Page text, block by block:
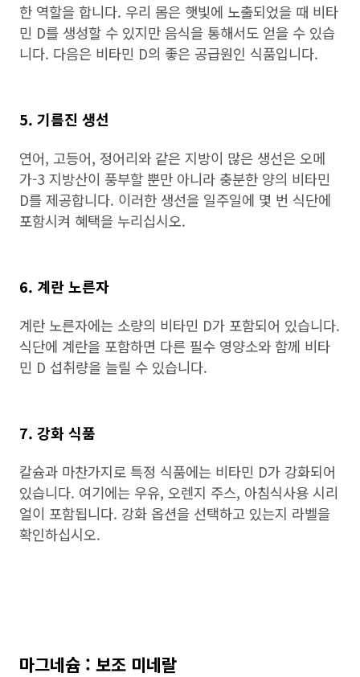
한 역할을 합니다. 우리 몸은 햇빛에 노출되었을 때 비타
민 D를 생성할 수 있지만 음식을 통해서도 얻을 수 있습
니다. 다음은 비타민 D의 좋은 공급원인 식품입니다.
5. 기름진 생선
연어, 고등어, 정어리와 같은 지방이 많은 생선은 오메
가-3 지방산이 풍부할 뿐만 아니라 충분한 양의 비타민
D를 제공합니다. 이러한 생선을 일주일에 몇 번 식단에
포함시켜 혜택을 누리십시오.
6. 계란 노른자
계란 노른자에는 소량의 비타민 D가 포함되어 있습니다.
식단에 계란을 포함하면 다른 필수 영양소와 함께 비타
민 D 섭취량을 늘릴 수 있습니다.
7. 강화 식품
칼슘과 마찬가지로 특정 식품에는 비타민 D가 강화되어
있습니다. 여기에는 우유, 오렌지 주스, 아침식사용 시리
얼이 포함됩니다. 강화 옵션을 선택하고 있는지 라벨을
확인하십시오.
마그네슘 : 보조 미네랄